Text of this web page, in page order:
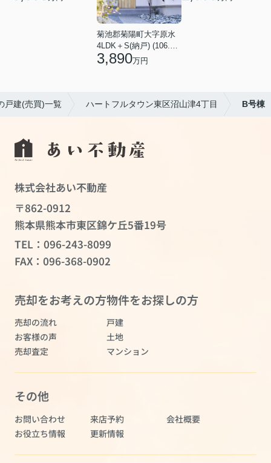
菊池郡菊陽町大字原水
4LDK＋S(納戸) (106.82㎡)
3,890万円
戸建(売買)一覧 ハートフルタウン東区沼山津4丁目 B号棟
株式会社あい不動産
〒862-0912
熊本県熊本市東区錦ケ丘5番19号
TEL： 096-243-8099
FAX：096-368-0902
売却をお考えの方
売却の流れ
お客様の声
売却査定
物件をお探しの方
戸建
土地
マンション
その他
お問い合わせ 来店予約
会社概要
お役立ち情報
更新情報